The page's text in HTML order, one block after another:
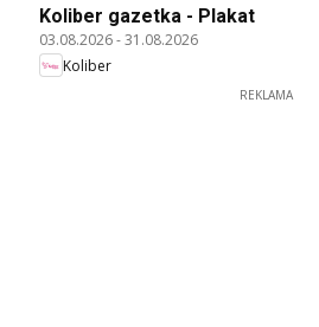
Koliber gazetka - Plakat
03.08.2026-31.08.2026
Koliber
REKLAMA